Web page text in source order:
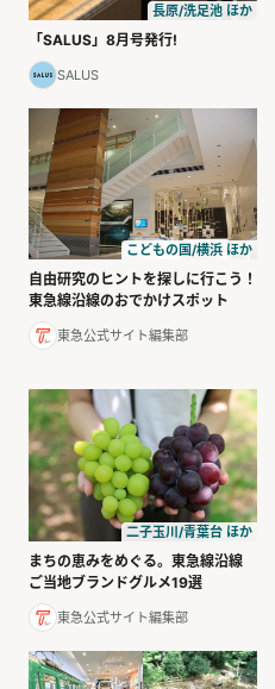
長原/洗足池 ほか
「SALUS」8月号発行!
SALUS
こどもの国/横浜 ほか
自由研究のヒントを探しに行こう！
東急線沿線のおでかけスポット
東急公式サイト編集部
二子玉川/青葉台 ほか
まちの恵みをめぐる。東急線沿線
ご当地ブランドグルメ19選
東急公式サイト編集部